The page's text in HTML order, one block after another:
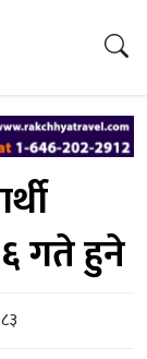
गते हुने